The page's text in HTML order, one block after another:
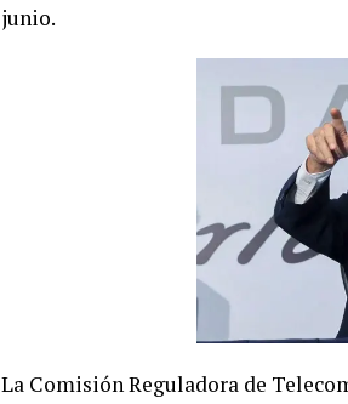
junio.
La Comisión Reguladora de